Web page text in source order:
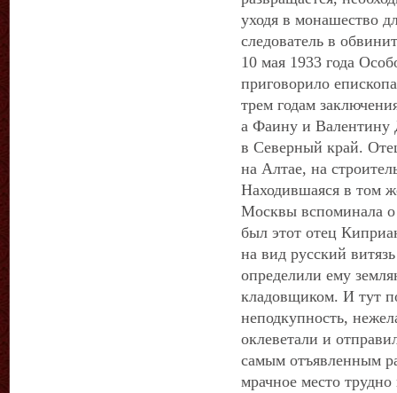
уходя в монашество
следователь в
10 мая 1933 года
приговорило
трем годам
а Фаину и Валентину
в Северный край.
на Алтае, на
Находившаяся в том
Москвы вспоминала о
был этот отец
на вид русский
определили ему
кладовщиком. И тут
неподкупность,
оклеветали и
самым отъявленным
мрачное место